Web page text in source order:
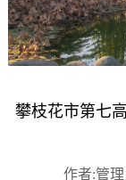
攀枝花市第七
作者:管理